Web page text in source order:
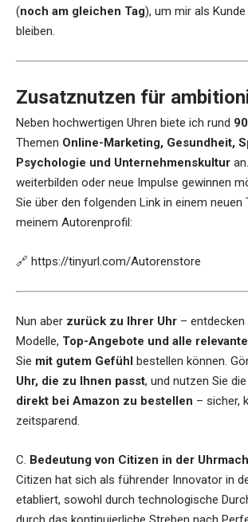
(noch am gleichen Tag), um mir als
bleiben.
Zusatznutzen für
Neben hochwertigen Uhren biete ich rund
Themen Online-Marketing, Gesundheit,
Psychologie und Unternehmenskultur
weiterbilden oder neue Impulse gewinnen
Sie über den folgenden Link in einem neuen
meinem Autorenprofil:
🔗 https://tinyurl.com/Autorenstore
Nun aber zurück zu Ihrer Uhr –
Modelle, Top-Angebote und alle
Sie mit gutem Gefühl bestellen können.
Uhr, die zu Ihnen passt, und nutzen Sie
direkt bei Amazon zu bestellen – sicher,
zeitsparend.
C. Bedeutung von Citizen in der
Citizen hat sich als führender Innovator in
etabliert, sowohl durch technologische